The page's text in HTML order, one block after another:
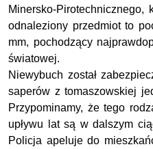
Minersko-Pirotechnicznego,
odnaleziony przedmiot to
mm, pochodzący
światowej.
Niewybuch został
saperów z tomaszowskiej
Przypominamy, że tego
upływu lat są w dalszym
Policja apeluje do